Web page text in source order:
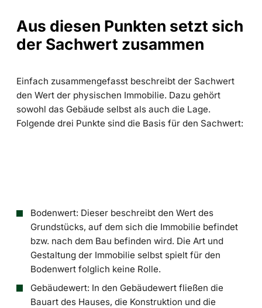
Aus diesen Punkten setzt sich
der Sachwert zusammen
Einfach zusammengefasst beschreibt der Sachwert
den Wert der physischen Immobilie. Dazu gehört
sowohl das Gebäude selbst als auch die Lage.
Folgende drei Punkte sind die Basis für den Sachwert:
Bodenwert: Dieser beschreibt den Wert des
Grundstücks, auf dem sich die Immobilie befindet
bzw. nach dem Bau befinden wird. Die Art und
Gestaltung der Immobilie selbst spielt für den
Bodenwert folglich keine Rolle.
Gebäudewert: In den Gebäudewert fließen die
Bauart des Hauses, die Konstruktion und die